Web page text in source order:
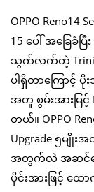
OPPO Reno14
15 ပေါ် အခြေခံပ
သွက်လက်တဲ့ Trinity
ပါရှိတာကြောင့် ပို
အတူ စွမ်းအားမြင့်
တယ်။ OPPO
Upgrade ၅မျိုး
အတွက်လဲ အဆင်ပြ
ပိုင်းအားဖြင့် ထေ